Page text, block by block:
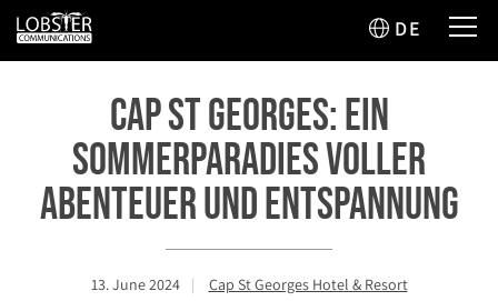
DE
Cap St Georges: Ein
Sommerparadies voller
Abenteuer und Entspannung
13. June 2024 Cap St Georges Hotel & Resort